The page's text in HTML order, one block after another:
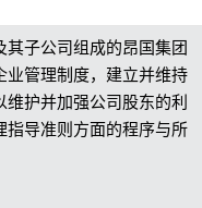
子公司组成的昂国集团
业管理制度，建立并维持
护并加强公司股东的利
指导准则方面的程序与所